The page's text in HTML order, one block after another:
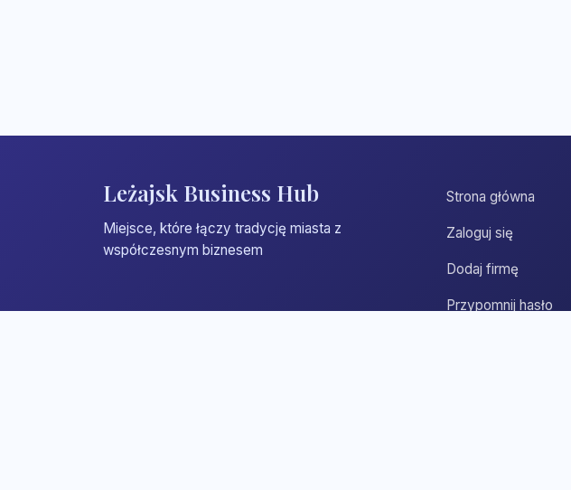
Leżajsk Business Hub
Miejsce, które łączy tradycję miasta z
współczesnym biznesem
Strona główna
Zaloguj się
Dodaj firmę
Przypomnij hasło